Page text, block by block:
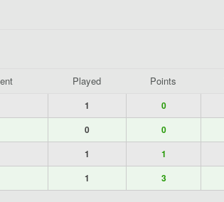
Played Points
1 0
0 0
1 1
1 3